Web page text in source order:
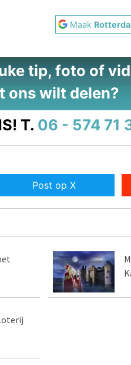
Maak
tip, foto of
ons wilt delen?
T. 06 - 574 71
Post op X